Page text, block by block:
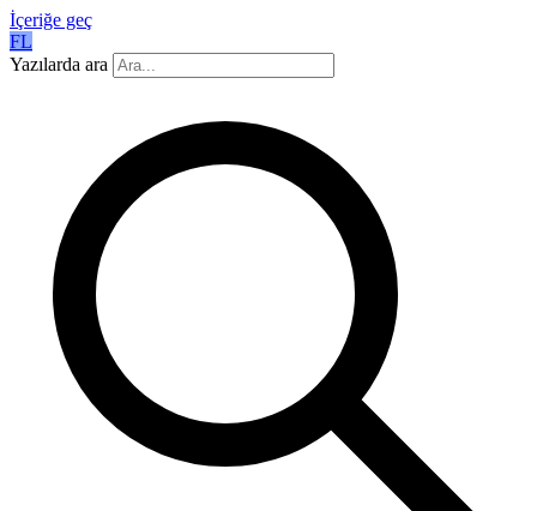
İçeriğe geç
FL
Yazılarda ara